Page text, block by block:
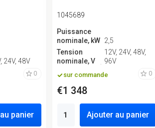
24V, 48V
0
panier
1045689
Puissance
nominale, kW 2,5
Tension
nominale, V
12V, 24V, 48V,
96V
sur commande 0
€1 348
Ajouter au panier